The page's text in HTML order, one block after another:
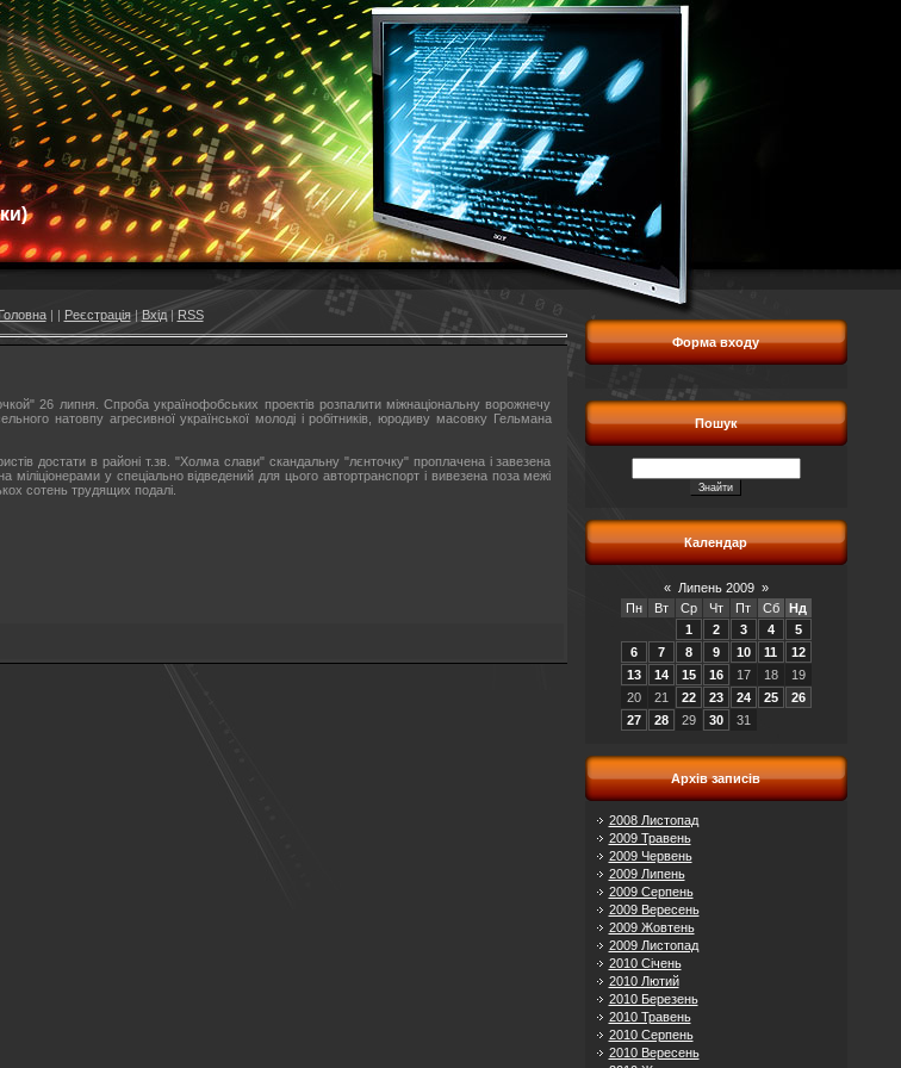
| | Реєстрація| Вхід| RSS
26 липня. Спроба українофобських проектів розпалити міжнаціональну ворожнечу
натовпу агресивної української молоді і робітників, юродиву масовку Гельмана
достати в районі т.зв. "Холма слави" скандальну "лєнточку" проплачена і завезена
у спеціально відведений для цього автортранспорт і вивезена поза межі
сотень трудящих подалі.
Форма входу
Пошук
Календар
« Липень 2009 »
Пн
Вт Ср Чт Пт Сб
Нд
1
2 3 4
5
6
7 8 9 10 11
12
13
14 15 16 17 18
19
20
21 22 23 24 25
26
27
28 29 30 31
Архів записів
2008 Листопад
2009 Травень
2009 Червень
2009 Липень
2009 Серпень
2009 Вересень
2009 Жовтень
2009 Листопад
2010 Січень
2010 Лютий
2010 Березень
2010 Травень
2010 Серпень
2010 Вересень